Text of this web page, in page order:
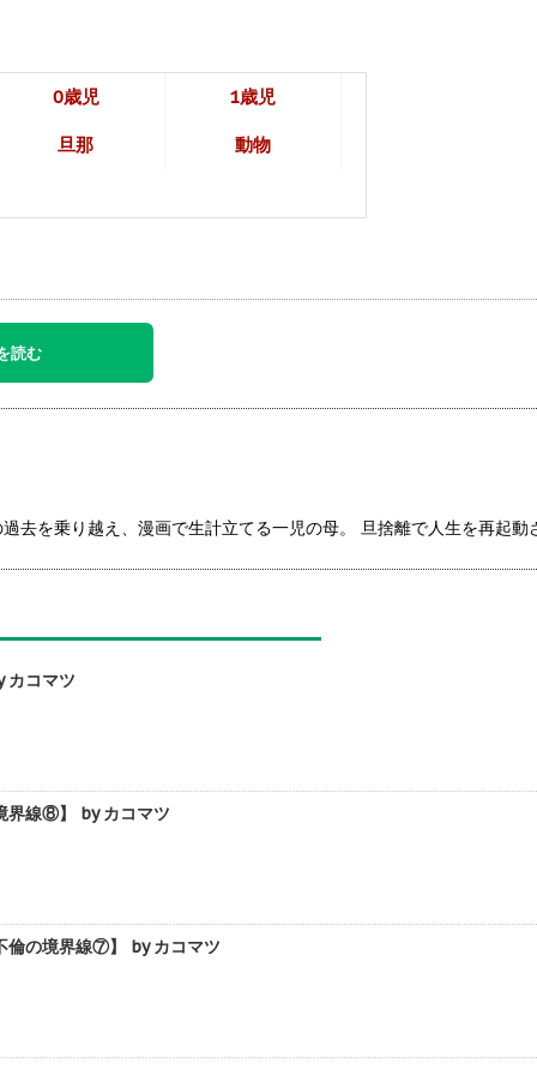
0歳児 1歳児
旦那 動物
読む
去を乗り越え、漫画で生計立てる一児の母。 旦捨離で人生を再起動
カコマツ
界線⑧】 by カコマツ
倫の境界線⑦】 by カコマツ